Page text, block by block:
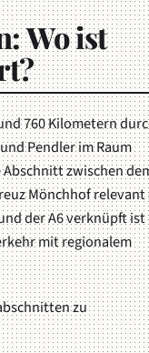
Wo ist
760 Kilometern
Pendler im Raum
zwischen
Mönchhof
der A6 verknüpft ist
mit regionalem
zu